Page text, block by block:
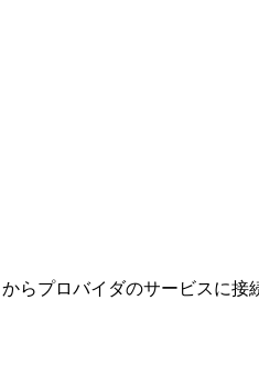
らプロバイダのサービスに接